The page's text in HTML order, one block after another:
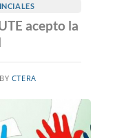
acepto la
BY CTERA